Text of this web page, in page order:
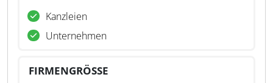
Kanzleien
Unternehmen
FIRMENGRÖSSE